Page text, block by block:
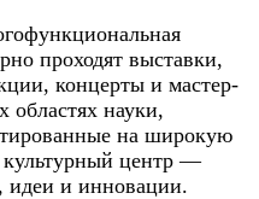
проходят выставки,
концерты и мастер-
областях науки,
на широкую
центр —
идеи и инновации.